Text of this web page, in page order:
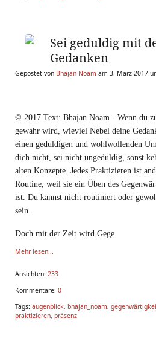
Sei geduldig mit
Gedanken
Gepostet von Bhajan Noam am 3. März 2017
© 2017 Text: Bhajan Noam - Wenn du
gewahr wird, wieviel Nebel deine
einen geduldigen und wohlwollenden
dich nicht, sei nicht ungeduldig, sonst
alten Konzepte. Jedes Praktizieren ist
Routine, weil sie ein Üben des
ist. Du kannst nicht routiniert oder
sein.
Doch mit der Zeit wird Gege
Mehr lesen...
Ansichten: 233
Kommentare: 0
Tags: augenblick, bhajan_noam,
praktizieren, präsenz